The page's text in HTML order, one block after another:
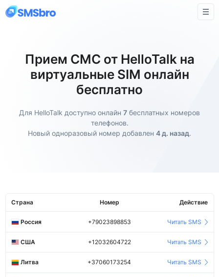
Прием СМС от HelloTalk на
виртуальные SIM онлайн
бесплатно
Для HelloTalk доступно онлайн 7 бесплатных номеров
телефонов.
Новый одноразовый номер добавлен 4 д. назад.
Страна Номер Действие
Россия +79023898853 Читать SMS
США +12032604722 Читать SMS
Литва +37060173254 Читать SMS